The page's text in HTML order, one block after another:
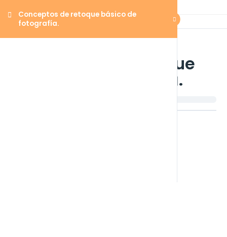
Conceptos de retoque básico de
fotografía.
Conceptos de retoque
básico de fotografía.